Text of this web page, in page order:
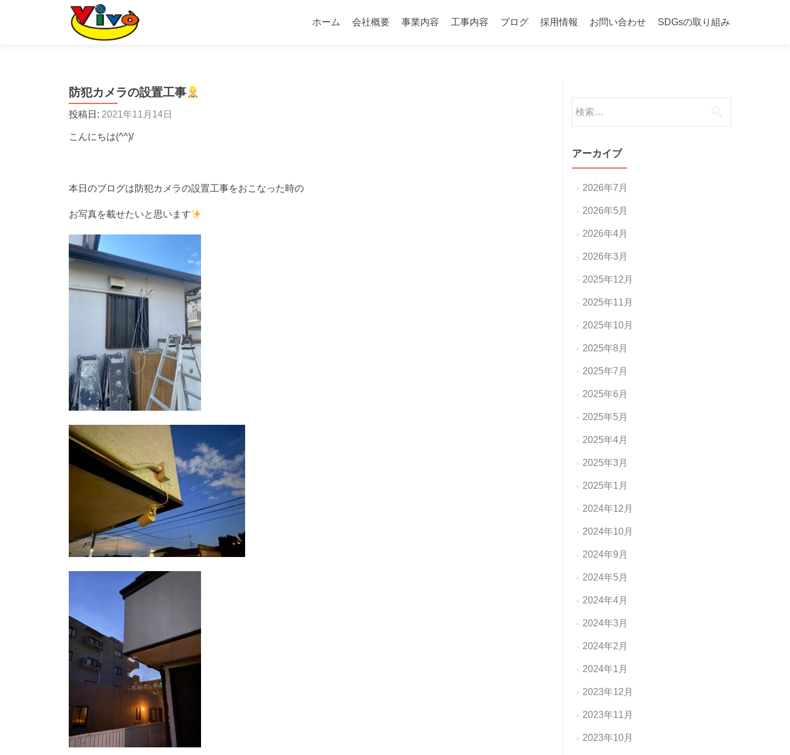
ン
ホーム 会社概要 事業内容 工事内容 ブログ 採用情報 お問い合わせ SDGsの取り組み
防犯カメラの設置工事
投稿日: 2021年11月14日
こんにちは(^^)/
本日のブログは防犯カメラの設置工事をおこなった時の
お写真を載せたいと思います
索:
アーカイブ
2026年7月
2026年5月
2026年4月
2026年3月
2025年12月
2025年11月
2025年10月
2025年8月
2025年7月
2025年6月
2025年5月
2025年4月
2025年3月
2025年1月
2024年12月
2024年10月
2024年9月
2024年5月
2024年4月
2024年3月
2024年2月
2024年1月
2023年12月
2023年11月
2023年10月